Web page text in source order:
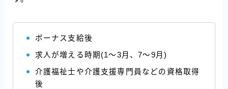
ボーナス支給後
求人が増える時期(1～3月、7～9月)
介護福祉士や介護支援専門員などの資格取得
後